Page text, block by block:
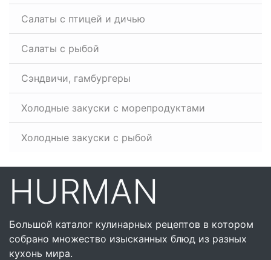
Салаты с птицей и дичью
Салаты с рыбой
Сэндвичи, гамбургеры
Холодные закуски с морепродуктами
Холодные закуски с рыбой
HURMAN
Большой каталог кулинарных рецептов в котором
собрано множество изысканных блюд из разных
кухонь мира.